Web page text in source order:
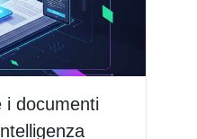
i documenti